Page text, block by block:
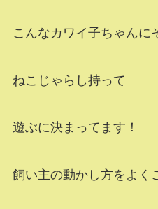
こんなカワイ子ちゃんに
ねこじゃらし持って
遊ぶに決まってます！
飼い主の動かし方をよく